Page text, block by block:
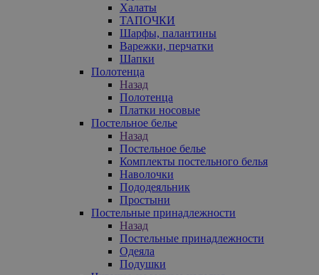
Халаты
ТАПОЧКИ
Шарфы, палантины
Варежки, перчатки
Шапки
Полотенца
Назад
Полотенца
Платки носовые
Постельное белье
Назад
Постельное белье
Комплекты постельного белья
Наволочки
Пододеяльник
Простыни
Постельные принадлежности
Назад
Постельные принадлежности
Одеяла
Подушки